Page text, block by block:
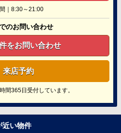
｜8:30～21:00
のお問い合わせ
をお問い合わせ
来店予約
間365日受付しています。
近い物件